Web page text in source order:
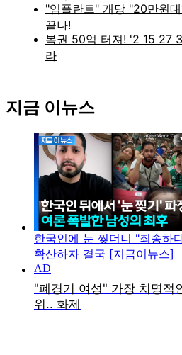
지금 이뉴스
한국인에 눈 찢더니 "죄송하
확산하자 결국 [지금이뉴스]